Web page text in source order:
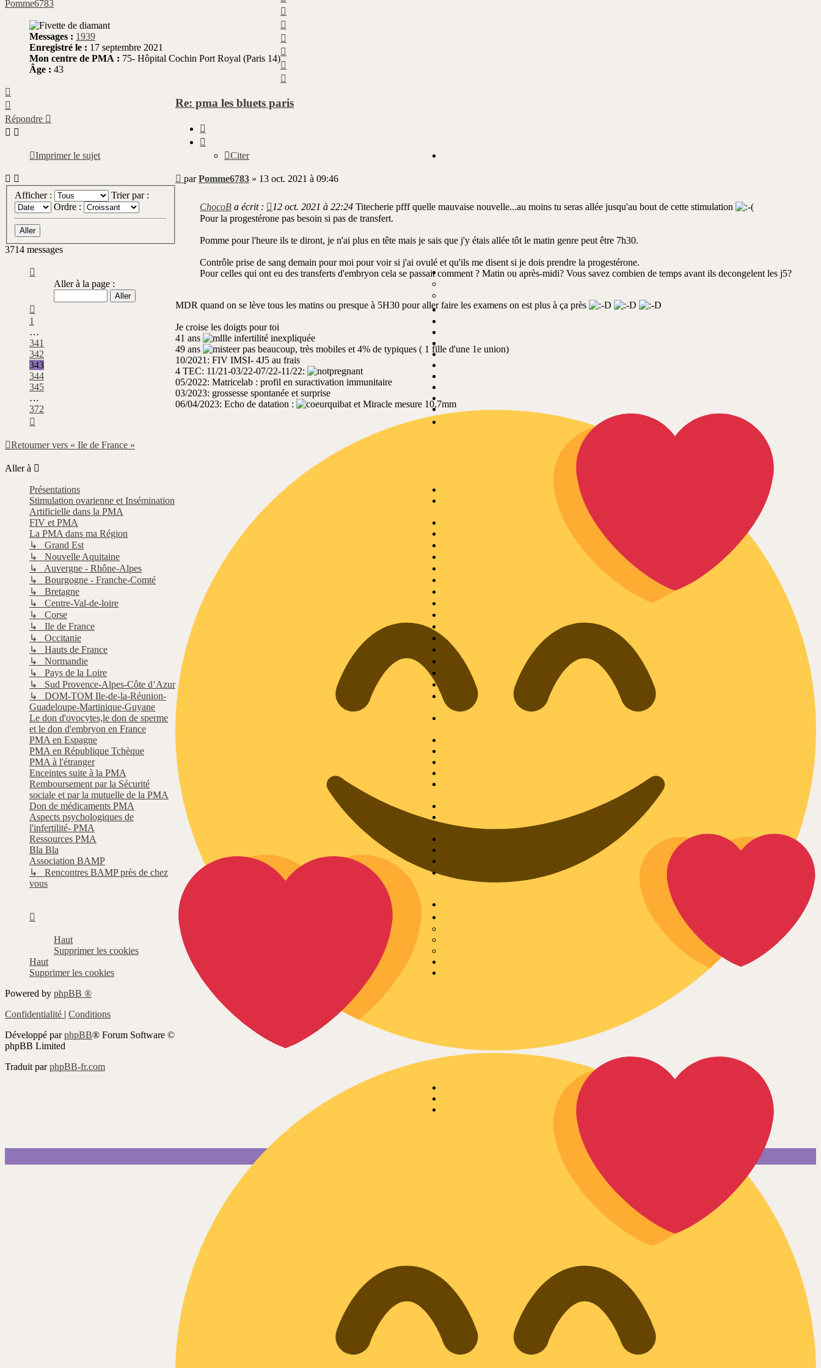
Pomme6783
Messages : 1939
Enregistré le : 17 septembre 2021
Mon centre de PMA : 75- Hôpital Cochin Port Royal (Paris 14)
Âge : 43
Re: pma les bluets paris
Citer
Message
non
parPomme6783 » 13 oct. 2021 à 09:46
ChocoB a écrit : 12 oct. 2021 à 22:24 Titecherie pfff quelle mauvaise nouvelle...au moins tu seras allée jusqu'au bout de cette stimulation
Pour la progestérone pas besoin si pas de transfert.
Pomme pour l'heure ils te diront, je n'ai plus en tête mais je sais que j'y étais allée tôt le matin genre peut être 7h30.
Contrôle prise de sang demain pour moi pour voir si j'ai ovulé et qu'ils me disent si je dois prendre la progestérone.
Pour celles qui ont eu des transferts d'embryon cela se passait comment ? Matin ou après-midi? Vous savez combien de temps avant ils decongelent les j5?
MDR quand on se lève tous les matins ou presque à 5H30 pour aller faire les examens on est plus à ça près
Je croise les doigts pour toi
41 ans
infertilité inexpliquée
49 ans
pas beaucoup, très mobiles et 4% de typiques ( 1 fille d'une 1e union)
10/2021: FIV IMSI- 4J5 au frais
4 TEC: 11/21-03/22-07/22-11/22:
05/2022: Matricelab : profil en suractivation immunitaire
03/2023: grossesse spontanée et surprise
06/04/2023: Echo de datation :
et Miracle mesure 10,7mm
Répondre
Imprimer le sujet
Afficher :
Trier par :
Ordre :
3714 messages
Aller à la page :
1
…
341
342
343
344
345
…
372
Retourner vers « Ile de France »
Aller à
Présentations
Stimulation ovarienne et Insémination
Artificielle dans la PMA
FIV et PMA
La PMA dans ma Région
↳ Grand Est
↳ Nouvelle Aquitaine
↳ Auvergne - Rhône-Alpes
↳ Bourgogne - Franche-Comté
↳ Bretagne
↳ Centre-Val-de-loire
↳ Corse
↳ Ile de France
↳ Occitanie
↳ Hauts de France
↳ Normandie
↳ Pays de la Loire
↳ Sud Provence-Alpes-Côte d’Azur
↳ DOM-TOM Ile-de-la-Réunion-
Guadeloupe-Martinique-Guyane
Le don d'ovocytes,le don de sperme
et le don d'embryon en France
PMA en Espagne
PMA en République Tchèque
PMA à l'étranger
Enceintes suite à la PMA
Remboursement par la Sécurité
sociale et par la mutuelle de la PMA
Don de médicaments PMA
Aspects psychologiques de
l'infertilité- PMA
Ressources PMA
Bla Bla
Association BAMP
↳ Rencontres BAMP près de chez
vous
Haut
Supprimer les cookies
Haut
Supprimer les cookies
Powered by phpBB ®
Confidentialité | Conditions
Développé parphpBB® Forum Software ©
phpBB Limited
Traduit parphpBB-fr.com